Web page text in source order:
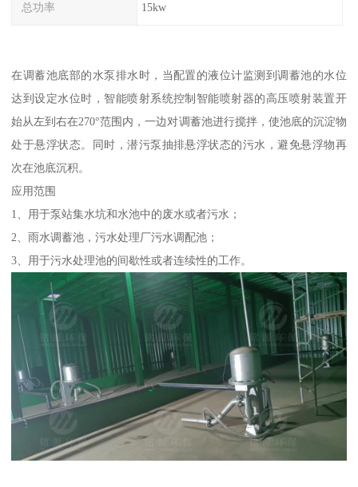
总功率 15kw
在调蓄池底部的水泵排水时，当配置的液位计监测到调蓄池的水位
达到设定水位时，智能喷射系统控制智能喷射器的高压喷射装置开
始从左到右在270°范围内，一边对调蓄池进行搅拌，使池底的沉淀物
处于悬浮状态。同时，潜污泵抽排悬浮状态的污水，避免悬浮物再
次在池底沉积。
应用范围
1、用于泵站集水坑和水池中的废水或者污水；
2、雨水调蓄池，污水处理厂污水调配池；
3、用于污水处理池的间歇性或者连续性的工作。